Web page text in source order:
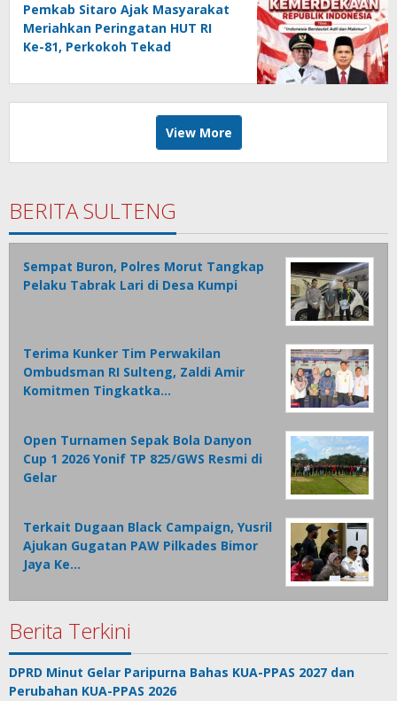
Pemkab Sitaro Ajak Masyarakat
Meriahkan Peringatan HUT RI
Ke-81, Perkokoh Tekad
View More
BERITA SULTENG
Sempat Buron, Polres Morut Tangkap
Pelaku Tabrak Lari di Desa Kumpi
Terima Kunker Tim Perwakilan
Ombudsman RI Sulteng, Zaldi Amir
Komitmen Tingkatka…
Open Turnamen Sepak Bola Danyon
Cup 1 2026 Yonif TP 825/GWS Resmi di
Gelar
Terkait Dugaan Black Campaign, Yusril
Ajukan Gugatan PAW Pilkades Bimor
Jaya Ke…
Berita Terkini
DPRD Minut Gelar Paripurna Bahas KUA-PPAS 2027 dan
Perubahan KUA-PPAS 2026